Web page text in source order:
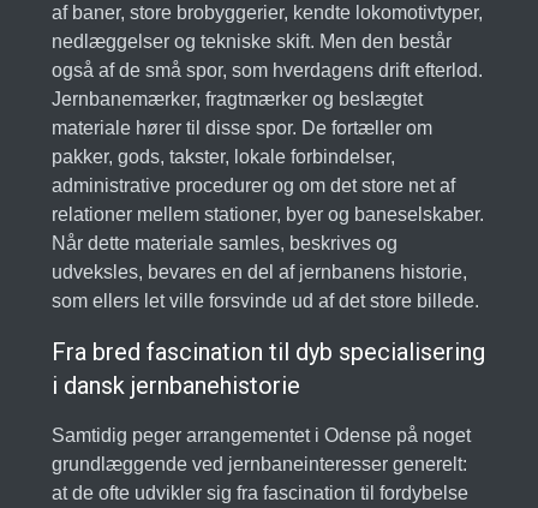
af baner, store brobyggerier, kendte lokomotivtyper,
nedlæggelser og tekniske skift. Men den består
også af de små spor, som hverdagens drift efterlod.
Jernbanemærker, fragtmærker og beslægtet
materiale hører til disse spor. De fortæller om
pakker, gods, takster, lokale forbindelser,
administrative procedurer og om det store net af
relationer mellem stationer, byer og baneselskaber.
Når dette materiale samles, beskrives og
udveksles, bevares en del af jernbanens historie,
som ellers let ville forsvinde ud af det store billede.
Fra bred fascination til dyb specialisering
i dansk jernbanehistorie
Samtidig peger arrangementet i Odense på noget
grundlæggende ved jernbaneinteresser generelt:
at de ofte udvikler sig fra fascination til fordybelse